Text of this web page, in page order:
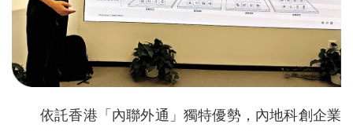
依託香港「內聯外通」獨特優勢，內地科創企業